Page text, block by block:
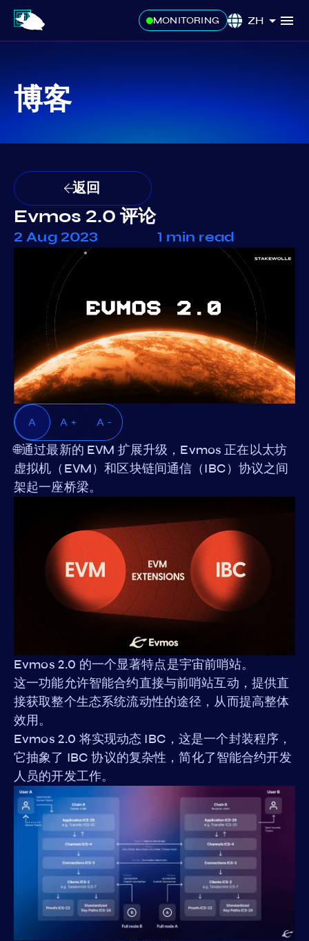
MONITORING ZH
博客
返回
Evmos 2.0 评论
2 Aug 2023 1 min read
A A + A -
🌐通过最新的 EVM 扩展升级，Evmos 正在以太坊
虚拟机（EVM）和区块链间通信（IBC）协议之间
架起一座桥梁。
Evmos 2.0 的一个显著特点是宇宙前哨站。
这一功能允许智能合约直接与前哨站互动，提供直
接获取整个生态系统流动性的途径，从而提高整体
效用。
Evmos 2.0 将实现动态 IBC，这是一个封装程序，
它抽象了 IBC 协议的复杂性，简化了智能合约开发
人员的开发工作。